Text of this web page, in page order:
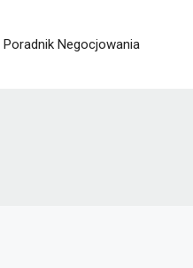
Poradnik Negocjowania